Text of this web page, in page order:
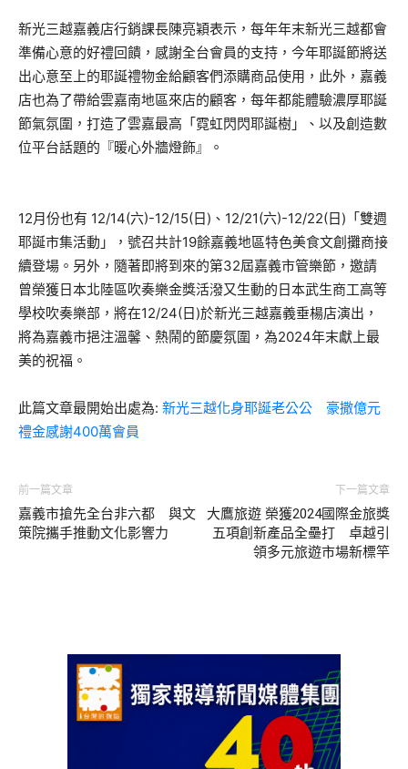
新光三越嘉義店行銷課長陳亮穎表示，每年年末新光三越都會
準備心意的好禮回饋，感謝全台會員的支持，今年耶誕節將送
出心意至上的耶誕禮物金給顧客們添購商品使用，此外，嘉義
店也為了帶給雲嘉南地區來店的顧客，每年都能體驗濃厚耶誕
節氣氛圍，打造了雲嘉最高「霓虹閃閃耶誕樹」、以及創造數
位平台話題的『暖心外牆燈飾』。
12月份也有 12/14(六)-12/15(日)、12/21(六)-12/22(日)「雙週
耶誕市集活動」，號召共計19餘嘉義地區特色美食文創攤商接
續登場。另外，隨著即將到來的第32屆嘉義市管樂節，邀請
曾榮獲日本北陸區吹奏樂金獎活潑又生動的日本武生商工高等
學校吹奏樂部，將在12/24(日)於新光三越嘉義垂楊店演出，
將為嘉義市挹注溫馨、熱鬧的節慶氛圍，為2024年末獻上最
美的祝福。
此篇文章最開始出處為: 新光三越化身耶誕老公公 豪撒億元
禮金感謝400萬會員
前一篇文章
嘉義市搶先全台非六都 與文
策院攜手推動文化影響力
下一篇文章
大鷹旅遊 榮獲2024國際金旅獎
五項創新產品全壘打 卓越引
領多元旅遊市場新標竿